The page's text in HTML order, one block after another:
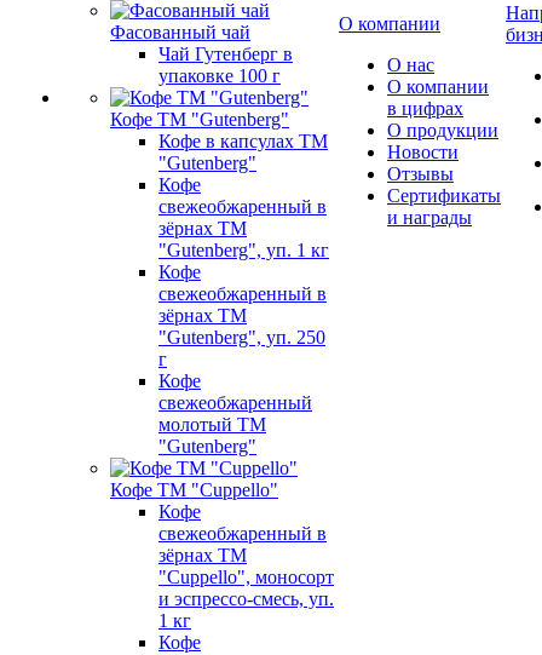
Фасованный чай
Чай Гутенберг в
упаковке 100 г
Кофе ТМ "Gutenberg"
Кофе в капсулах ТМ
"Gutenberg"
Кофе
свежеобжаренный в
зёрнах ТМ
"Gutenberg", уп. 1 кг
Кофе
свежеобжаренный в
зёрнах ТМ
"Gutenberg", уп. 250
г
Кофе
свежеобжаренный
молотый ТМ
"Gutenberg"
Кофе ТМ "Cuppello"
Кофе
свежеобжаренный в
зёрнах ТМ
"Cuppello", моносорт
и эспрессо-смесь, уп.
1 кг
Кофе
О компании
О нас
О компании
в цифрах
О продукции
Новости
Отзывы
Сертификаты
и награды